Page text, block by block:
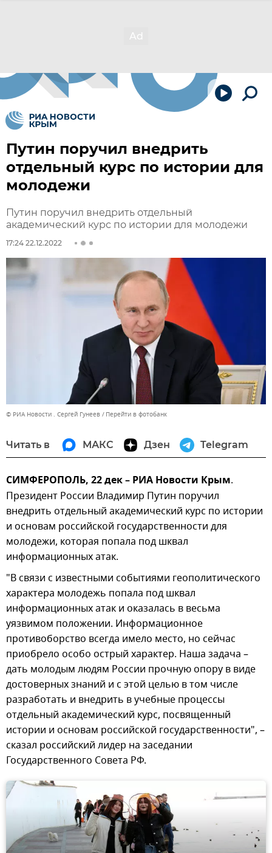
Путин поручил внедрить
отдельный курс по истории для
молодежи
Путин поручил внедрить отдельный
академический курс по истории для молодежи
17:24 22.12.2022
© РИА Новости . Сергей Гунеев Перейти в фотобанк
Читать в МАКС Дзен Telegram
СИМФЕРОПОЛЬ, 22 дек – РИА Новости Крым.
Президент России Владимир Путин поручил
внедрить отдельный академический курс по истории
и основам российской государственности для
молодежи, которая попала под шквал
информационных атак.
"В связи с известными событиями геополитического
характера молодежь попала под шквал
информационных атак и оказалась в весьма
уязвимом положении. Информационное
противоборство всегда имело место, но сейчас
приобрело особо острый характер. Наша задача –
дать молодым людям России прочную опору в виде
достоверных знаний и с этой целью в том числе
разработать и внедрить в учебные процессы
отдельный академический курс, посвященный
истории и основам российской государственности", –
сказал российский лидер на заседании
Государственного Совета РФ.